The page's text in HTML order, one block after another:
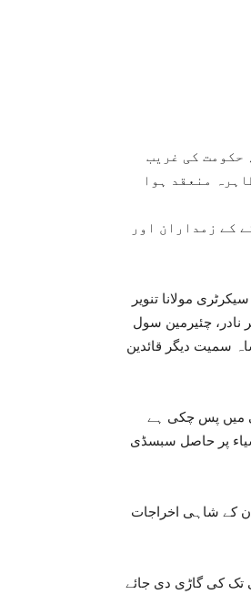
حکومت کی غریب
منعقد ہوا
کے زمداران اور
مولانا تنویر
نادر، چئیرمین سول
سمیت دیگر قائدین
میں پس چکی ہے
پر حاصل سبسڈی
کے شاہی اخراجات
سیکرٹریز اور وزراء کو 1300سی سی سے 1600سی سی تک کی گاڑی دی جائے